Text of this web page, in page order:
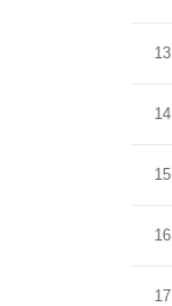
13
14
15
16
17